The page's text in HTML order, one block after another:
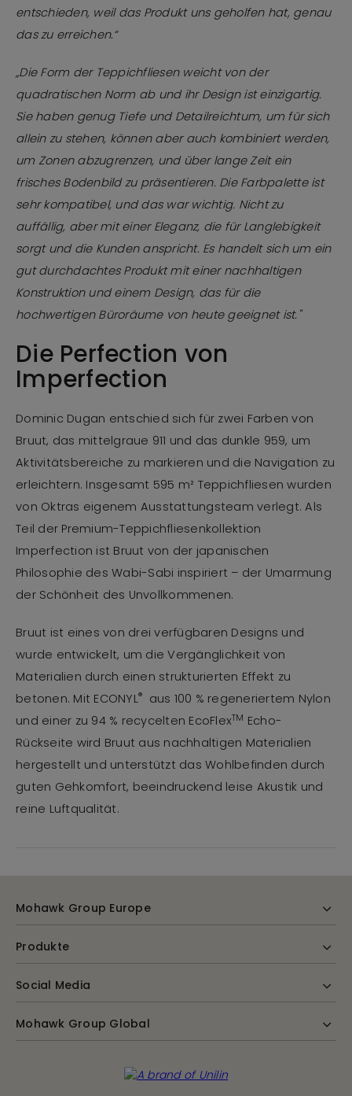
entschieden, weil das Produkt uns geholfen hat, genau
das zu erreichen.“
„Die Form der Teppichfliesen weicht von der
quadratischen Norm ab und ihr Design ist einzigartig.
Sie haben genug Tiefe und Detailreichtum, um für sich
allein zu stehen, können aber auch kombiniert werden,
um Zonen abzugrenzen, und über lange Zeit ein
frisches Bodenbild zu präsentieren. Die Farbpalette ist
sehr kompatibel, und das war wichtig. Nicht zu
auffällig, aber mit einer Eleganz, die für Langlebigkeit
sorgt und die Kunden anspricht. Es handelt sich um ein
gut durchdachtes Produkt mit einer nachhaltigen
Konstruktion und einem Design, das für die
hochwertigen Büroräume von heute geeignet ist."
Die Perfection von
Imperfection
Dominic Dugan entschied sich für zwei Farben von
Bruut, das mittelgraue 911 und das dunkle 959, um
Aktivitätsbereiche zu markieren und die Navigation zu
erleichtern. Insgesamt 595 m² Teppichfliesen wurden
von Oktras eigenem Ausstattungsteam verlegt. Als
Teil der Premium-Teppichfliesenkollektion
Imperfection ist Bruut von der japanischen
Philosophie des Wabi-Sabi inspiriert – der Umarmung
der Schönheit des Unvollkommenen.
Bruut ist eines von drei verfügbaren Designs und
wurde entwickelt, um die Vergänglichkeit von
Materialien durch einen strukturierten Effekt zu
betonen. Mit ECONYL®
aus 100 % regeneriertem Nylon
und einer zu 94 % recycelten EcoFlexTM Echo-
Rückseite wird Bruut aus nachhaltigen Materialien
hergestellt und unterstützt das Wohlbefinden durch
guten Gehkomfort, beeindruckend leise Akustik und
reine Luftqualität.
Mohawk Group Europe
Produkte
Social Media
Mohawk Group Global